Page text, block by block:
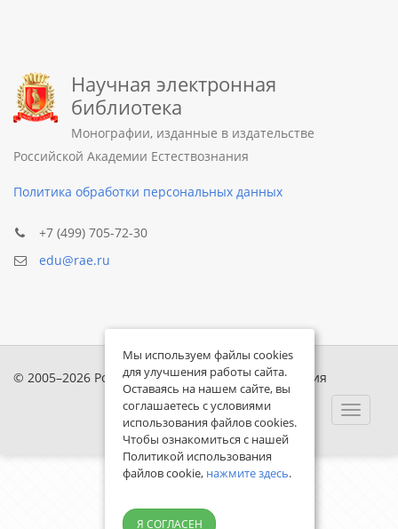
Научная электронная
библиотека
Монографии, изданные в издательстве
Российской Академии Естествознания
Политика обработки персональных данных
+7 (499) 705-72-30
edu@rae.ru
© 2005–2026 Российская академия естествознания
Toggle
Мы используем файлы cookies
для улучшения работы сайта.
Оставаясь на нашем сайте, вы
соглашаетесь с условиями
использования файлов cookies.
Чтобы ознакомиться с нашей
Политикой использования
файлов cookie, нажмите здесь.
Я СОГЛАСЕН